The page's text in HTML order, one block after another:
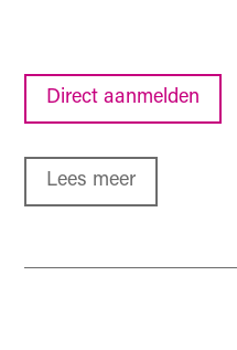
Direct aanmelden
Lees meer